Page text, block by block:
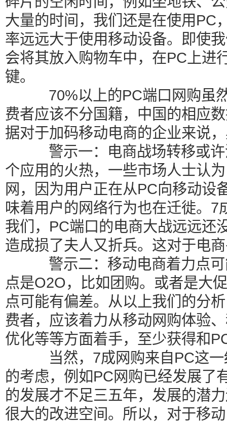
大量的时间，我们还是在使用PC
率远远大于使用移动设备。即使
会将其放入购物车中，在PC上进
键。
70%以上的PC端口网购虽
费者应该不分国籍，中国的相应
据对于加码移动电商的企业来说
警示一：电商战场转移或许
个应用的火热，一些市场人士认
网，因为用户正在从PC向移动设
味着用户的网络行为也在迁徙。
我们，PC端口的电商大战远远还
造成损了夫人又折兵。这对于电
警示二：移动电商着力点可
点是O2O，比如团购。或者是大
点可能有偏差。从以上我们的分
费者，应该着力从移动网购体验
优化等等方面着手，至少获得和
当然，7成网购来自PC这一
的考虑，例如PC网购已经发展了
的发展才不足三五年，发展的潜
很大的改进空间。所以，对于移